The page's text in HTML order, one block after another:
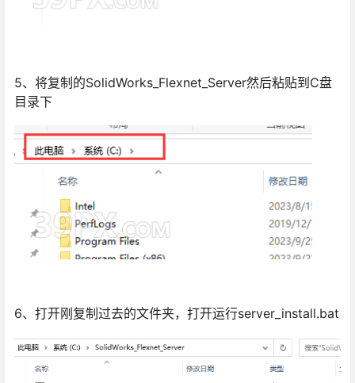
5、将复制的SolidWorks_Flexnet_Server然后粘贴到C盘
目录下
6、打开刚复制过去的文件夹，打开运行server_install.bat